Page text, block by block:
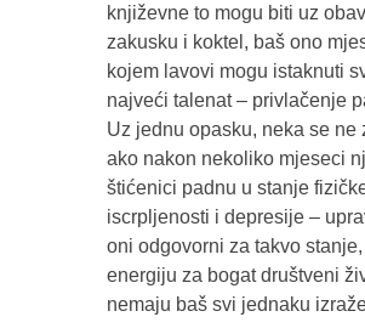
književne to mogu biti uz
zakusku i koktel, baš ono
kojem lavovi mogu istaknuti
najveći talenat – privlačenje
Uz jednu opasku, neka se ne
ako nakon nekoliko mjeseci
štićenici padnu u stanje
iscrpljenosti i depresije –
oni odgovorni za takvo
energiju za bogat društveni
nemaju baš svi jednaku